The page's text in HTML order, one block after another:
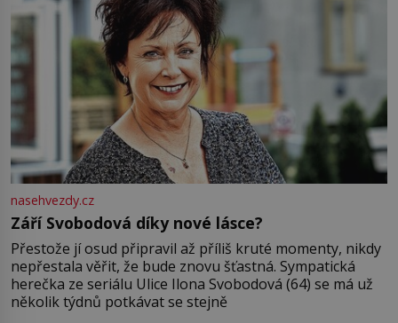
nasehvezdy.cz
Září Svobodová díky nové lásce?
Přestože jí osud připravil až příliš kruté momenty, nikdy
nepřestala věřit, že bude znovu šťastná. Sympatická
herečka ze seriálu Ulice Ilona Svobodová (64) se má už
několik týdnů potkávat se stejně